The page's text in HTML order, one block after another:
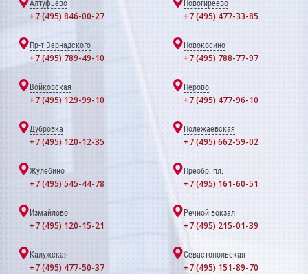
Алтуфьево
+7 (495) 846-00-27
Новогиреево
+7 (495) 477-33-85
Пр-т Вернадского
+7 (495) 789-49-10
Новокосино
+7 (495) 788-77-97
Войковская
+7 (495) 129-99-10
Перово
+7 (495) 477-96-10
Дубровка
+7 (495) 120-12-35
Полежаевская
+7 (495) 662-59-02
Жулебино
+7 (495) 545-44-78
Преобр. пл.
+7 (495) 161-60-51
Измайлово
+7 (495) 120-15-21
Речной вокзал
+7 (495) 215-01-39
Калужская
+7 (495) 477-50-37
Севастопольская
+7 (495) 151-89-70